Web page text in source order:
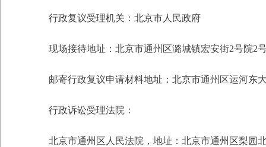
行政复议受理机关： 北京市人民政府
现场接待地址：北京市通州区潞城镇宏安街2号院2
邮寄行政复议申请材料地址：北京市通州区运河东
行政诉讼受理法院：
北京市通州区人民法院，地址：北京市通州区梨园